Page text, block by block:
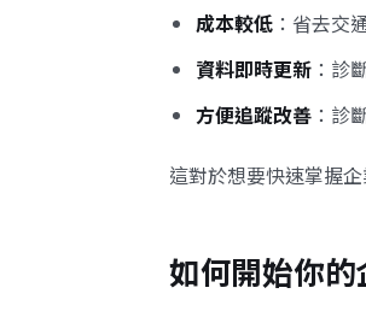
成本較低 ：省去交
資料即時更新 ：診
方便追蹤改善 ：診
這對於想要快速掌握
如何開始你的